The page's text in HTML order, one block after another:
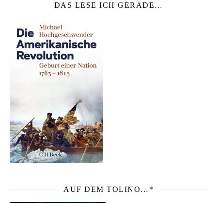
DAS LESE ICH GERADE…
AUF DEM TOLINO…*